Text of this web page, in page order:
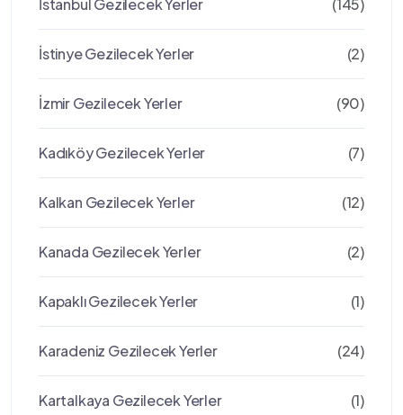
İstanbul Gezilecek Yerler (145)
İstinye Gezilecek Yerler (2)
İzmir Gezilecek Yerler (90)
Kadıköy Gezilecek Yerler (7)
Kalkan Gezilecek Yerler (12)
Kanada Gezilecek Yerler (2)
Kapaklı Gezilecek Yerler (1)
Karadeniz Gezilecek Yerler (24)
Kartalkaya Gezilecek Yerler (1)